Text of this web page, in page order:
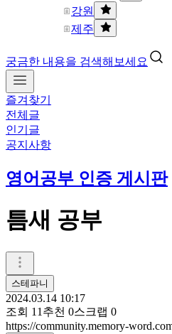
강원
제주
궁금한 내용을 검색해보세요
즐겨찾기
전체글
인기글
공지사항
영어공부 인증 게시판
틈새 공부
스테파니
2024.03.14 10:17
조회 11 추천 0스크랩 0
https://community.memory-